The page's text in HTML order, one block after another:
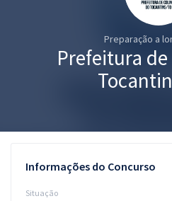
Preparação a
Prefeitura
Informações do Concurso
Situação